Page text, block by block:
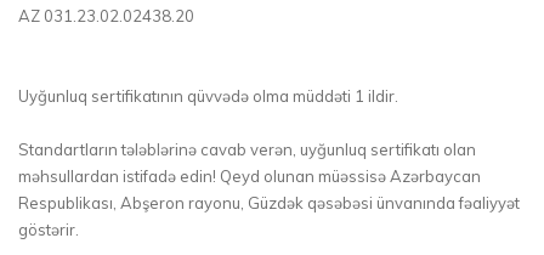
AZ 031.23.02.02438.20
Uyğunluq sertifikatının qüvvədə olma müddəti 1 ildir.
Standartların tələblərinə cavab verən, uyğunluq sertifikatı olan
məhsullardan istifadə edin! Qeyd olunan müəssisə Azərbaycan
Respublikası, Abşeron rayonu, Güzdək qəsəbəsi ünvanında fəaliyyət
göstərir.